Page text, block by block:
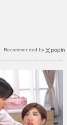
Recommended by